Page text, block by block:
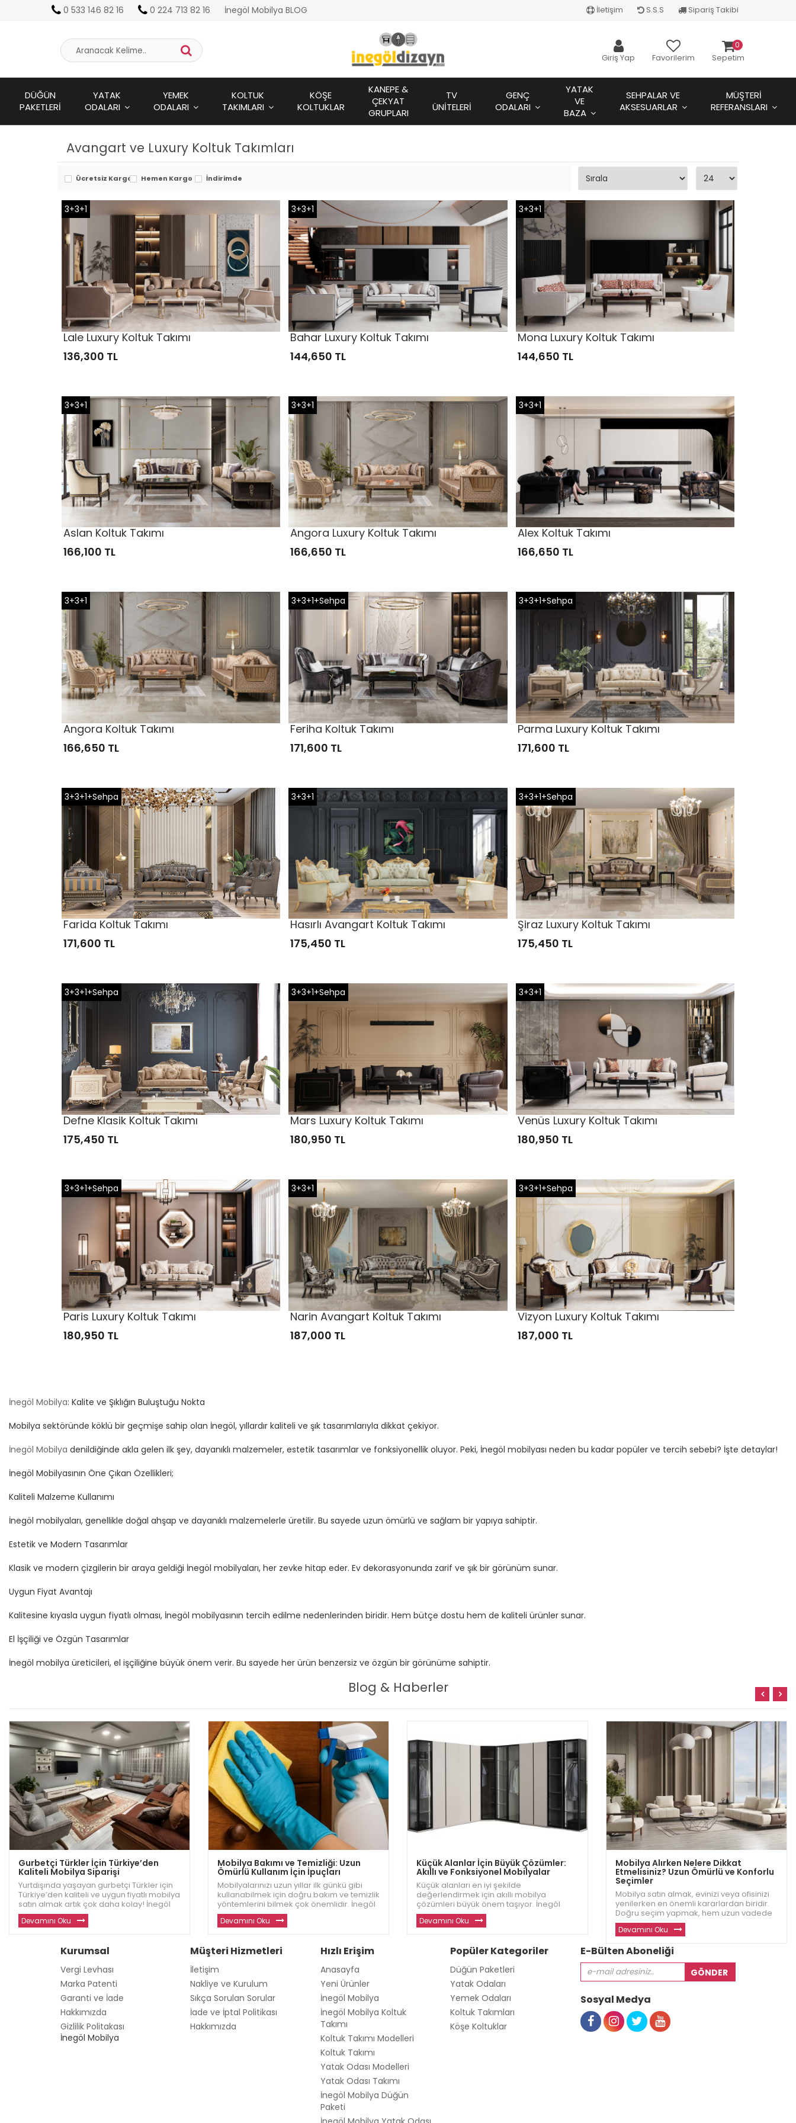
0 533 146 82 16 0 224 713 82 16 İnegöl Mobilya BLOG İletişim S.S.S Sipariş Takibi
Giriş Yap Favorilerim Sepetim
0
DÜĞÜN
PAKETLERI
YATAK
ODALARI
YEMEK
ODALARI
KOLTUK
TAKIMLARI
KÖŞE
KOLTUKLAR
KANEPE &
ÇEKYAT
GRUPLARI
TV
ÜNITELERI
GENÇ
ODALARI
YATAK
VE
BAZA
SEHPALAR VE
AKSESUARLAR
MÜŞTERI
REFERANSLARI
Avangart ve Luxury Koltuk Takımları
Ücretsiz Kargo Hemen Kargo İndirimde
3+3+1
Lale Luxury Koltuk Takımı
136,300 TL
3+3+1
Bahar Luxury Koltuk Takımı
144,650 TL
3+3+1
Mona Luxury Koltuk Takımı
144,650 TL
3+3+1
Aslan Koltuk Takımı
166,100 TL
3+3+1
Angora Luxury Koltuk Takımı
166,650 TL
3+3+1
Alex Koltuk Takımı
166,650 TL
3+3+1
Angora Koltuk Takımı
166,650 TL
3+3+1+Sehpa
Feriha Koltuk Takımı
171,600 TL
3+3+1+Sehpa
Parma Luxury Koltuk Takımı
171,600 TL
3+3+1+Sehpa
Farida Koltuk Takımı
171,600 TL
3+3+1
Hasırlı Avangart Koltuk Takımı
175,450 TL
3+3+1+Sehpa
Şiraz Luxury Koltuk Takımı
175,450 TL
3+3+1+Sehpa
Defne Klasik Koltuk Takımı
175,450 TL
3+3+1+Sehpa
Mars Luxury Koltuk Takımı
180,950 TL
3+3+1
Venüs Luxury Koltuk Takımı
180,950 TL
3+3+1+Sehpa
Paris Luxury Koltuk Takımı
180,950 TL
3+3+1
Narin Avangart Koltuk Takımı
187,000 TL
3+3+1+Sehpa
Vizyon Luxury Koltuk Takımı
187,000 TL
İnegöl Mobilya: Kalite ve Şıklığın Buluştuğu Nokta
Mobilya sektöründe köklü bir geçmişe sahip olan İnegöl, yıllardır kaliteli ve şık tasarımlarıyla dikkat çekiyor.
İnegöl Mobilya denildiğinde akla gelen ilk şey, dayanıklı malzemeler, estetik tasarımlar ve fonksiyonellik oluyor. Peki, İnegöl mobilyası neden bu kadar popüler ve tercih sebebi? İşte detaylar!
İnegöl Mobilyasının Öne Çıkan Özellikleri;
Kaliteli Malzeme Kullanımı
İnegöl mobilyaları, genellikle doğal ahşap ve dayanıklı malzemelerle üretilir. Bu sayede uzun ömürlü ve sağlam bir yapıya sahiptir.
Estetik ve Modern Tasarımlar
Klasik ve modern çizgilerin bir araya geldiği İnegöl mobilyaları, her zevke hitap eder. Ev dekorasyonunda zarif ve şık bir görünüm sunar.
Uygun Fiyat Avantajı
Kalitesine kıyasla uygun fiyatlı olması, İnegöl mobilyasının tercih edilme nedenlerinden biridir. Hem bütçe dostu hem de kaliteli ürünler sunar.
El İşçiliği ve Özgün Tasarımlar
İnegöl mobilya üreticileri, el işçiliğine büyük önem verir. Bu sayede her ürün benzersiz ve özgün bir görünüme sahiptir.
Blog & Haberler
Gurbetçi Türkler İçin Türkiye’den
Kaliteli Mobilya Siparişi
Yurtdışında yaşayan gurbetçi Türkler için
Türkiye’den kaliteli ve uygun fiyatlı mobilya
satın almak artık çok daha kolay! İnegöl
Dizayn, evinizi sıcacık bir yuva haline
getirecek dayanıklı ve modern mobilyalar
Devamını Oku
Mobilya Bakımı ve Temizliği: Uzun
Ömürlü Kullanım İçin İpuçları
Mobilyalarınızı uzun yıllar ilk günkü gibi
kullanabilmek için doğru bakım ve temizlik
yöntemlerini bilmek çok önemlidir. İnegöl
Dizayn, mobilyalarınızı korumanız için en
etkili ipuçlarını sizlerle paylaşıyor. Daha
Devamını Oku
Küçük Alanlar İçin Büyük Çözümler:
Akıllı ve Fonksiyonel Mobilyalar
Küçük alanları en iyi şekilde
değerlendirmek için akıllı mobilya
çözümleri büyük önem taşıyor. İnegöl
Dizayn, dar alanlar için şık, konforlu ve
fonksiyonel mobilyalar sunarak evinizde
Devamını Oku
Mobilya Alırken Nelere Dikkat
Etmelisiniz? Uzun Ömürlü ve Konforlu
Seçimler
Mobilya satın almak, evinizi veya ofisinizi
yenilerken en önemli kararlardan biridir.
Doğru seçim yapmak, hem uzun vadede
konfor hem de estetik açısından büyük bir
fark yaratır. İnegöl Dizayn olarak,
seçebilmesi için di
Devamını Oku
Kurumsal
Vergi Levhası
Marka Patenti
Garanti ve İade
Hakkımızda
Gizlilik Politakası
İnegöl Mobilya
Müşteri Hizmetleri
İletişim
Nakliye ve Kurulum
Sıkça Sorulan Sorular
İade ve İptal Politikası
Hakkımızda
Hızlı Erişim
Anasayfa
Yeni Ürünler
İnegöl Mobilya
İnegöl Mobilya Koltuk
Takımı
Koltuk Takımı Modelleri
Koltuk Takımı
Yatak Odası Modelleri
Yatak Odası Takımı
İnegöl Mobilya Düğün
Paketi
Popüler Kategoriler
Düğün Paketleri
Yatak Odaları
Yemek Odaları
Koltuk Takımları
Köşe Koltuklar
E-Bülten Aboneliği
Sosyal Medya